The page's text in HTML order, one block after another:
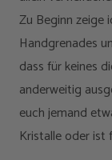
Zu Beginn zeige
Handgrenades
dass für keines
anderweitig
euch jemand
Kristalle oder ist